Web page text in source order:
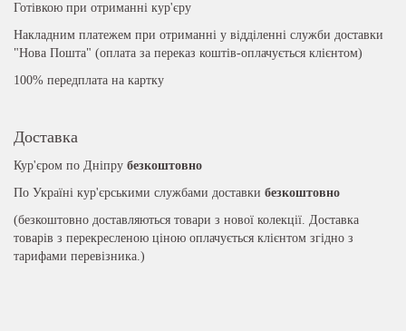
Готівкою при отриманні кур'єру
Накладним платежем при отриманні у відділенні служби доставки
"Нова Пошта" (оплата за переказ коштів-оплачується клієнтом)
100% передплата на картку
Доставка
Кур'єром по Дніпру безкоштовно
По Україні кур'єрськими службами доставки безкоштовно
(безкоштовно доставляються товари з нової колекції. Доставка
товарів з перекресленою ціною оплачується клієнтом згідно з
тарифами перевізника.)